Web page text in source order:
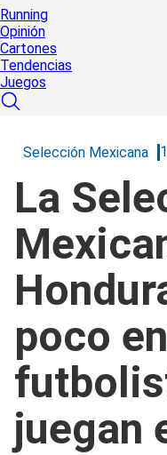
Running
Opinión
Cartones
Tendencias
Juegos
Selección Mexicana
La
poco
juegan